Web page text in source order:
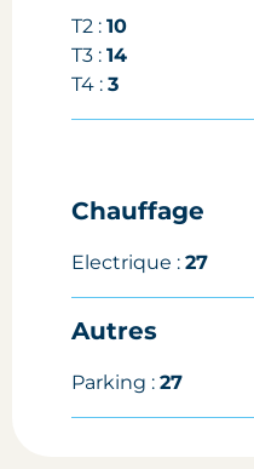
T2 :10
T3 :14
T4 :3
Chauffage
Electrique :27
Autres
Parking :27